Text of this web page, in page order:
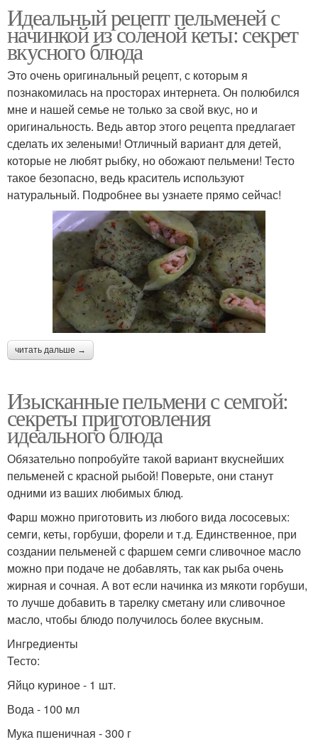
Идеальный рецепт пельменей с
начинкой из соленой кеты: секрет
вкусного блюда
Это очень оригинальный рецепт, с которым я
познакомилась на просторах интернета. Он полюбился
мне и нашей семье не только за свой вкус, но и
оригинальность. Ведь автор этого рецепта предлагает
сделать их зелеными! Отличный вариант для детей,
которые не любят рыбку, но обожают пельмени! Тесто
такое безопасно, ведь краситель используют
натуральный. Подробнее вы узнаете прямо сейчас!
читать дальше →
Изысканные пельмени с семгой:
секреты приготовления
идеального блюда
Обязательно попробуйте такой вариант вкуснейших
пельменей с красной рыбой! Поверьте, они станут
одними из ваших любимых блюд.
Фарш можно приготовить из любого вида лососевых:
семги, кеты, горбуши, форели и т.д. Единственное, при
создании пельменей с фаршем семги сливочное масло
можно при подаче не добавлять, так как рыба очень
жирная и сочная. А вот если начинка из мякоти горбуши,
то лучше добавить в тарелку сметану или сливочное
масло, чтобы блюдо получилось более вкусным.
Ингредиенты
Тесто:
Яйцо куриное - 1 шт.
Вода - 100 мл
Мука пшеничная - 300 г